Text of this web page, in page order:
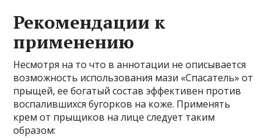
Рекомендации к
применению
Несмотря на то что в аннотации не описывается
возможность использования мази «Спасатель» от
прыщей, ее богатый состав эффективен против
воспалившихся бугорков на коже. Применять
крем от прыщиков на лице следует таким
образом: